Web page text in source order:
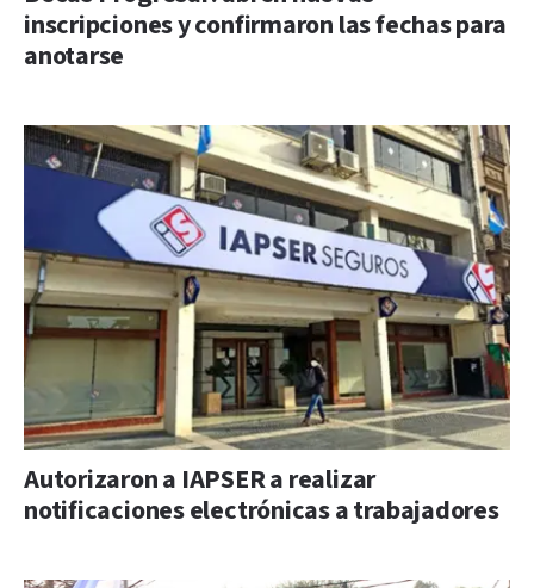
inscripciones y confirmaron las fechas para
anotarse
Autorizaron a IAPSER a realizar
notificaciones electrónicas a trabajadores